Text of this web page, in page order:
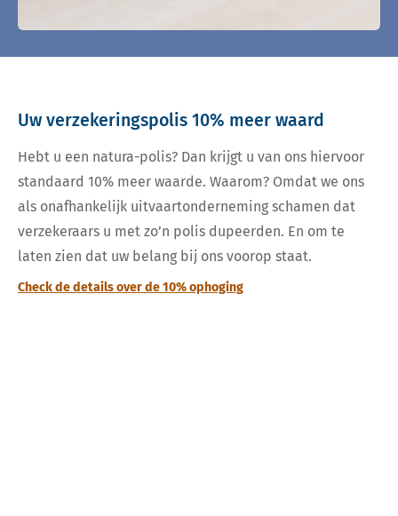
Uw verzekeringspolis 10% meer waard
Hebt u een natura-polis? Dan krijgt u van ons hiervoor
standaard 10% meer waarde. Waarom? Omdat we ons
als onafhankelijk uitvaartonderneming schamen dat
verzekeraars u met zo’n polis dupeerden. En om te
laten zien dat uw belang bij ons voorop staat.
Check de details over de 10% ophoging